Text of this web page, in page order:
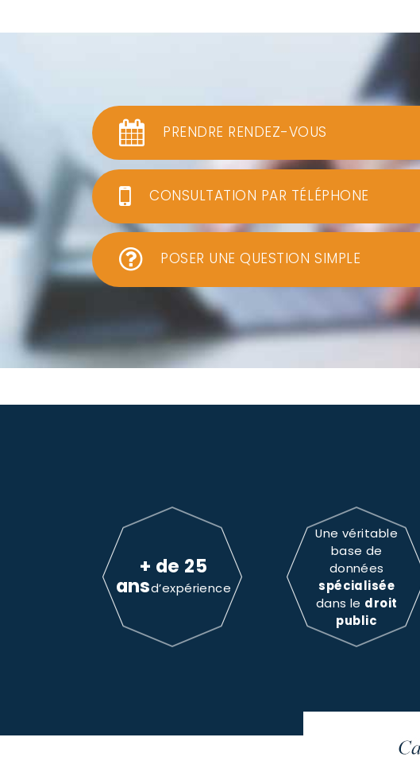
PRENDRE RENDEZ-VOUS
CONSULTATION PAR TÉLÉPHONE
POSER UNE QUESTION SIMPLE
+ de 25
ansd’expérience
Une véritable
base de
données
spécialisée
dans le droit
public